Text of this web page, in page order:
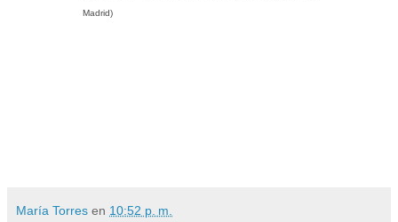
Madrid)
María Torres en 10:52 p. m.